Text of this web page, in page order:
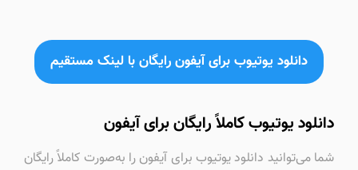
دانلود یوتیوب برای آیفون رایگان با لینک مستقیم
دانلود یوتیوب کاملاً رایگان برای آیفون
شما می‌توانید دانلود یوتیوب برای آیفون را به‌صورت کاملاً رایگان